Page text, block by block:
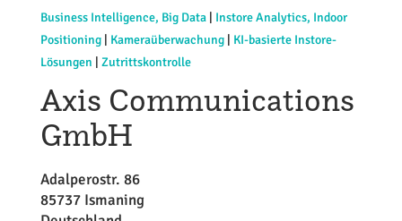
Business Intelligence, Big Data| Instore Analytics, Indoor
Positioning| Kameraüberwachung| KI-basierte Instore-
Lösungen
Zutrittskontrolle
Axis Communications
GmbH
Adalperostr. 86
85737 Ismaning